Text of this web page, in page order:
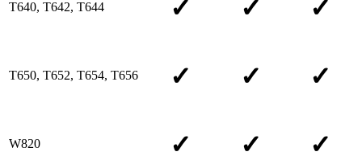
T640, T642, T644 ✓ ✓ ✓
T650, T652, T654, T656 ✓ ✓ ✓
W820 ✓ ✓ ✓